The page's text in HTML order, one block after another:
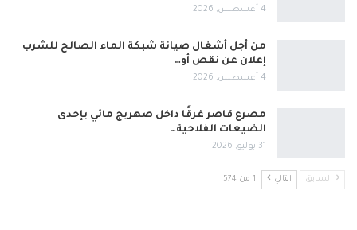
4 أغسطس, 2026
من أجل أشغال صيانة شبكة الماء الصالح للشرب
إعلان عن نقص أو…
4 أغسطس, 2026
مصرع قاصر غرقًا داخل صهريج مائي بإحدى
الضيعات الفلاحية…
31 يوليو, 2026
السابق التالي 1 من 574